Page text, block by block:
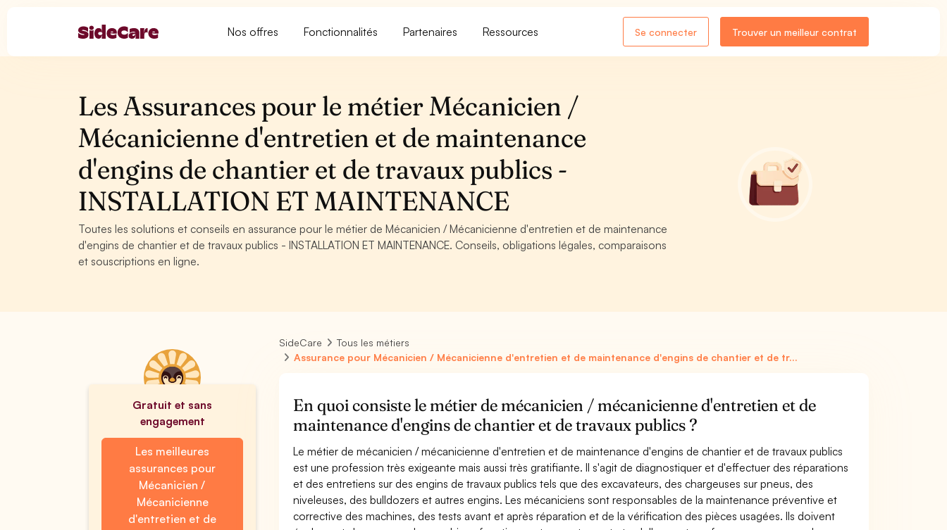
Nos offres Fonctionnalités Partenaires Ressources Se connecter Trouver un meilleur contrat
Les Assurances pour le métier Mécanicien /
Mécanicienne d'entretien et de maintenance
d'engins de chantier et de travaux publics -
INSTALLATION ET MAINTENANCE
Toutes les solutions et conseils en assurance pour le métier de Mécanicien / Mécanicienne d'entretien et de maintenance
d'engins de chantier et de travaux publics - INSTALLATION ET MAINTENANCE. Conseils, obligations légales, comparaisons
et souscriptions en ligne.
Gratuit et sans
engagement
Les meilleures
assurances pour
Mécanicien /
Mécanicienne
d'entretien et de
SideCare
Tous les métiers
Assurance pour Mécanicien / Mécanicienne d'entretien et de maintenance d'engins de chantier et de tr...
En quoi consiste le métier de mécanicien / mécanicienne d'entretien et de
maintenance d'engins de chantier et de travaux publics ?
Le métier de mécanicien / mécanicienne d'entretien et de maintenance d'engins de chantier et de travaux publics
est une profession très exigeante mais aussi très gratifiante. Il s'agit de diagnostiquer et d'effectuer des réparations
et des entretiens sur des engins de travaux publics tels que des excavateurs, des chargeuses sur pneus, des
niveleuses, des bulldozers et autres engins. Les mécaniciens sont responsables de la maintenance préventive et
corrective des machines, des tests avant et après réparation et de la vérification des pièces usagées. Ils doivent